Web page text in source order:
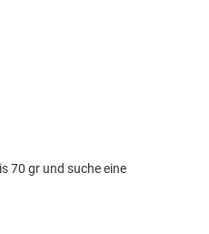
70 gr und suche eine